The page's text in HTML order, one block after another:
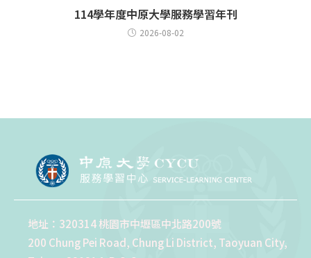
114學年度中原大學服務學習年刊
2026-08-02
地址：320314 桃園市中壢區中北路200號
200 Chung Pei Road, Chung Li District, Taoyuan City,